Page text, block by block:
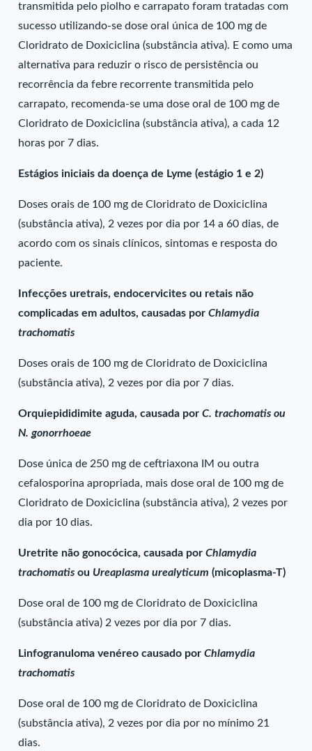
transmitida pelo piolho e carrapato foram tratadas com
sucesso utilizando-se dose oral única de 100 mg de
Cloridrato de Doxiciclina (substância ativa). E como uma
alternativa para reduzir o risco de persistência ou
recorrência da febre recorrente transmitida pelo
carrapato, recomenda-se uma dose oral de 100 mg de
Cloridrato de Doxiciclina (substância ativa), a cada 12
horas por 7 dias.
Estágios iniciais da doença de Lyme (estágio 1 e 2)
Doses orais de 100 mg de Cloridrato de Doxiciclina
(substância ativa), 2 vezes por dia por 14 a 60 dias, de
acordo com os sinais clínicos, sintomas e resposta do
paciente.
Infecções uretrais, endocervicites ou retais não
complicadas em adultos, causadas porChlamydia
trachomatis
Doses orais de 100 mg de Cloridrato de Doxiciclina
(substância ativa), 2 vezes por dia por 7 dias.
Orquiepididimite aguda, causada por C. trachomatis ou
N. gonorrhoeae
Dose única de 250 mg de ceftriaxona IM ou outra
cefalosporina apropriada, mais dose oral de 100 mg de
Cloridrato de Doxiciclina (substância ativa), 2 vezes por
dia por 10 dias.
Uretrite não gonocócica, causada porChlamydia
trachomatis ou Ureaplasma urealyticum(micoplasma-T)
Dose oral de 100 mg de Cloridrato de Doxiciclina
(substância ativa) 2 vezes por dia por 7 dias.
Linfogranuloma venéreo causado porChlamydia
trachomatis
Dose oral de 100 mg de Cloridrato de Doxiciclina
(substância ativa), 2 vezes por dia por no mínimo 21
dias.